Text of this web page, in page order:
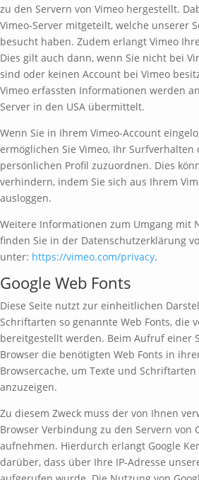
zu den Servern von Vimeo hergestellt.
Vimeo-Server mitgeteilt, welche unserer
besucht haben. Zudem erlangt Vimeo
Dies gilt auch dann, wenn Sie nicht bei
sind oder keinen Account bei Vimeo
Vimeo erfassten Informationen werden
Server in den USA übermittelt.
Wenn Sie in Ihrem Vimeo-Account
ermöglichen Sie Vimeo, Ihr Surfverhalten
persönlichen Profil zuzuordnen. Dies
verhindern, indem Sie sich aus Ihrem
ausloggen.
Weitere Informationen zum Umgang mit
finden Sie in der Datenschutzerklärung
unter: https://vimeo.com/privacy.
Google Web Fonts
Diese Seite nutzt zur einheitlichen
Schriftarten so genannte Web Fonts, die
bereitgestellt werden. Beim Aufruf einer
Browser die benötigten Web Fonts in
Browsercache, um Texte und
anzuzeigen.
Zu diesem Zweck muss der von Ihnen
Browser Verbindung zu den Servern von
aufnehmen. Hierdurch erlangt Google
darüber, dass über Ihre IP-Adresse